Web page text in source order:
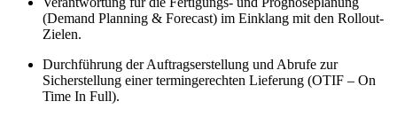
(Demand Planning & Forecast) im Einklang mit den Rollout-
Zielen.
Durchführung der Auftragserstellung und Abrufe zur
Sicherstellung einer termingerechten Lieferung (OTIF – On
Time In Full).